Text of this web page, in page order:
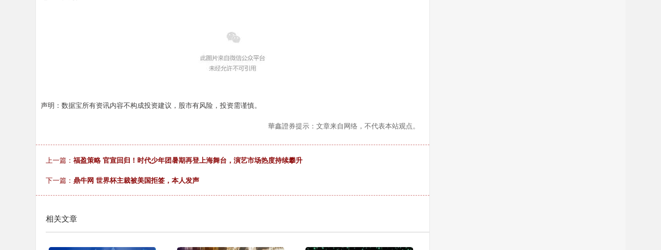
声明：数据宝所有资讯内容不构成投资建议，股市有风险，投资需谨慎。
華鑫證券提示：文章来自网络，不代表本站观点。
上一篇： 福盈策略 官宣回归！时代少年团暑期再登上海舞台，演艺市场热度持续攀升
下一篇： 鼎牛网 世界杯主裁被美国拒签，本人发声
相关文章